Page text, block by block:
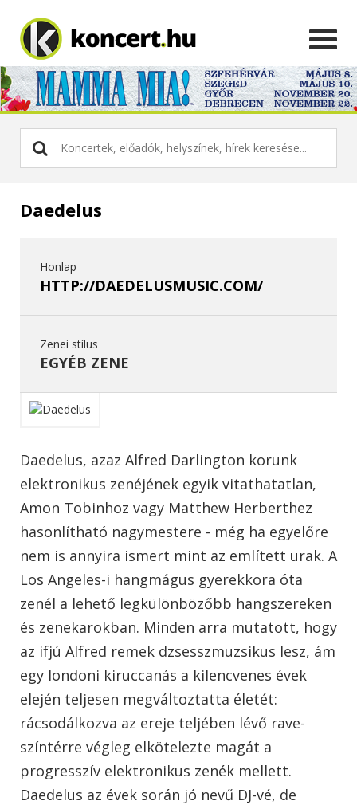
Daedelus
Honlap
HTTP://DAEDELUSMUSIC.COM/
Zenei stílus
EGYÉB ZENE
Daedelus, azaz Alfred Darlington korunk
elektronikus zenéjének egyik vitathatatlan,
Amon Tobinhoz vagy Matthew Herberthez
hasonlítható nagymestere - még ha egyelőre
nem is annyira ismert mint az említett urak. A
Los Angeles-i hangmágus gyerekkora óta
zenél a lehető legkülönbözőbb hangszereken
és zenekarokban. Minden arra mutatott, hogy
az ifjú Alfred remek dzsesszmuzsikus lesz, ám
egy londoni kiruccanás a kilencvenes évek
elején teljesen megváltoztatta életét:
rácsodálkozva az ereje teljében lévő rave-
színtérre végleg elkötelezte magát a
progresszív elektronikus zenék mellett.
Daedelus az évek során jó nevű DJ-vé, de